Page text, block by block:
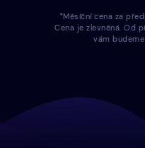
*Měsíční cena za
Cena je zlevněná. Od
vám